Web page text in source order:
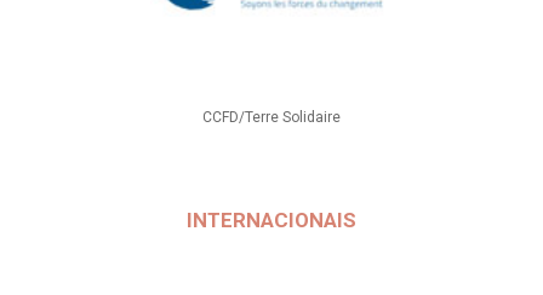
CCFD/Terre Solidaire
INTERNACIONAIS